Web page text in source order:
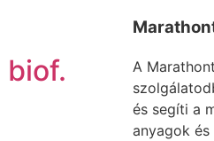
A
és segíti a
anyagok